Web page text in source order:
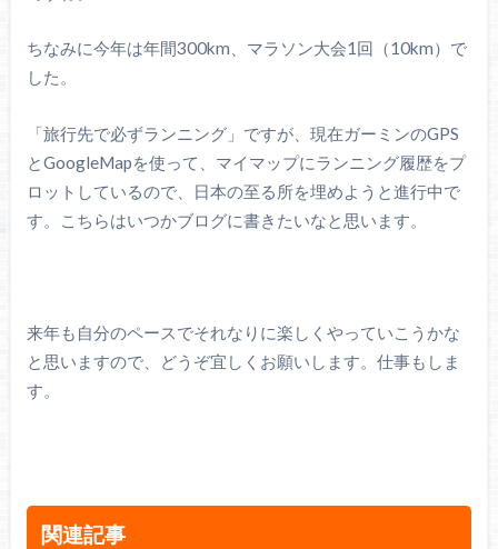
ちなみに今年は年間300km、マラソン大会1回（10km）で
した。
「旅行先で必ずランニング」ですが、現在ガーミンのGPS
とGoogleMapを使って、マイマップにランニング履歴をプ
ロットしているので、日本の至る所を埋めようと進行中で
す。こちらはいつかブログに書きたいなと思います。
来年も自分のペースでそれなりに楽しくやっていこうかな
と思いますので、どうぞ宜しくお願いします。仕事もしま
す。
関連記事